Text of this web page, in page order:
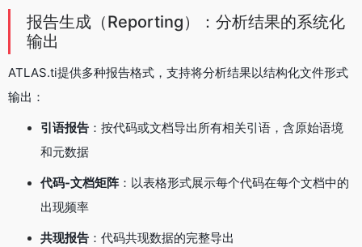
报告生成（Reporting）：分析结果的系统化
输出
ATLAS.ti提供多种报告格式，支持将分析结果以结构化文件形式
输出：
引语报告 ：按代码或文档导出所有相关引语，含原始语境
和元数据
代码-文档矩阵：以表格形式展示每个代码在每个文档中的
出现频率
共现报告 ：代码共现数据的完整导出